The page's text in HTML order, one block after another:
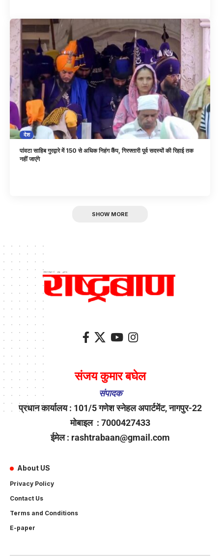
देश
पांवटा साहिब गुरद्वारे में 150 से अधिक निहंग कैंप, गिरफ्तारी पूर्व सदस्यों की रिहाई तक
नहीं जाएंगे
SHOW MORE
संजय कुमार बघेल
संपादक
प्रधान कार्यालय : 101/5 गणेश स्नेहल अपार्टमेंट, नागपुर-22
मोबाइल : 7000427433
ईमेल : rashtrabaan@gmail.com
About US
Privacy Policy
Contact Us
Terms and Conditions
E-paper